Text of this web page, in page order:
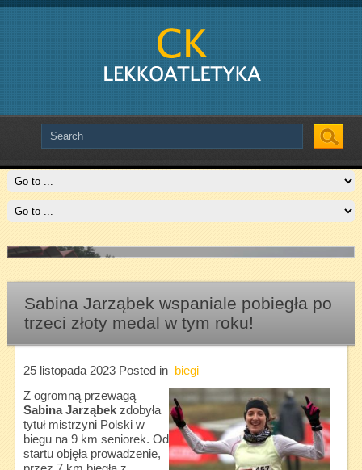
Slide # 2
Czytaj więcej
Sabina Jarząbek wspaniale pobiegła po
trzeci złoty medal w tym roku!
25 listopada 2023Posted in biegi
Z ogromną przewagą
Sabina Jarząbekzdobyła
tytuł mistrzyni Polski w
biegu na 9 km seniorek. Od
startu objęła prowadzenie,